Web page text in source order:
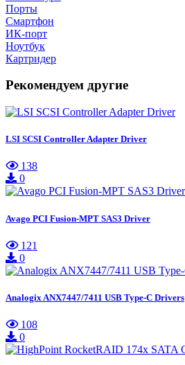
Порты
Смартфон
ИК-порт
Ноутбук
Картридер
Рекомендуем другие
LSI SCSI Controller Adapter Driver
138
0
Avago PCI Fusion-MPT SAS3 Driver
121
0
Analogix ANX7447/7411 USB Type-C Drivers
108
0